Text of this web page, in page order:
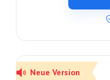
Neue Version